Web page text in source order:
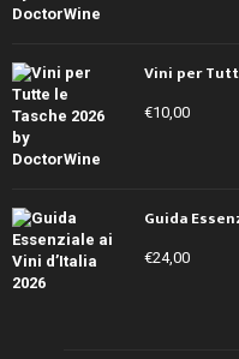
Vini per
€10,00
Guida
€24,00